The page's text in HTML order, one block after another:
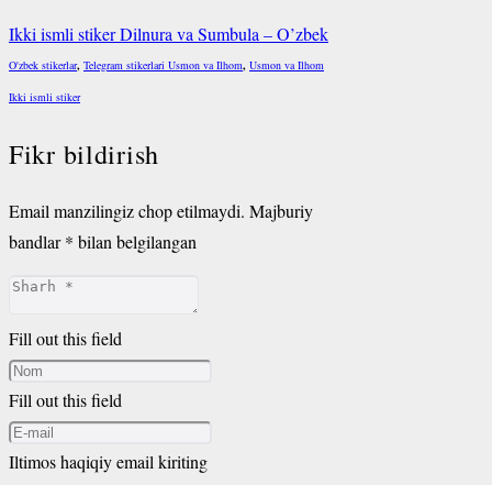
Ikki ismli stiker Dilnura va Sumbula – O’zbek
O'zbek stikerlar, Telegram stikerlari Usmon va Ilhom, Usmon va Ilhom
Ikki ismli stiker
Fikr bildirish
Email manzilingiz chop etilmaydi. Majburiy
bandlar* bilan belgilangan
Fill out this field
Fill out this field
Iltimos haqiqiy email kiriting